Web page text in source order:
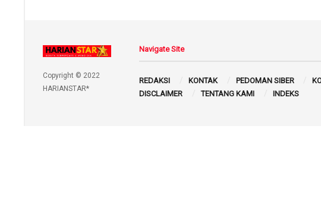
Copyright © 2022
HARIANSTAR*
Navigate Site
REDAKSI KONTAK PEDOMAN SIBER
DISCLAIMER
TENTANG KAMI INDEKS